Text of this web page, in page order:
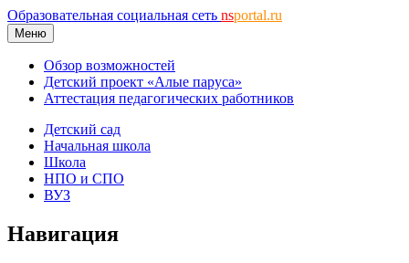
Образовательная социальная сеть nsportal.ru
Меню
Обзор возможностей
Детский проект «Алые паруса»
Аттестация педагогических работников
Детский сад
Начальная школа
Школа
НПО и СПО
ВУЗ
Навигация